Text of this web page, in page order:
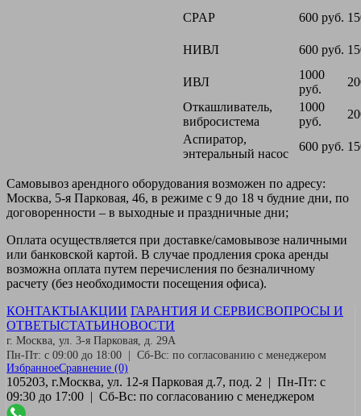
CPAP 600 руб.
НИВЛ 600 руб.
ИВЛ
1000
руб.
Откашливатель,
вибросистема
1000
руб.
Аспиратор,
энтеральный насос
600 руб.
Самовывоз арендного оборудования возможен по адресу:
Москва, 5-я Парковая, 46, в режиме с 9 до 18 ч будние дни, по
договоренности – в выходные и праздничные дни;
Оплата осуществляется при доставке/самовывозе наличными
или банковской картой. В случае продления срока аренды
возможна оплата путем перечисления по безналичному
расчету (без необходимости посещения офиса).
КОНТАКТЫАКЦИИ ГАРАНТИЯ И СЕРВИСВОПРОСЫ И
ОТВЕТЫСТАТЬИНОВОСТИ
г. Москва, ул. 3-я Парковая, д. 29А
Пн-Пт: с 09:00 до 18:00 | Сб-Вс: по согласованию с менеджером
ИзбранноеСравнение (0)
105203, г.Москва, ул. 12-я Парковая д.7, под. 2 | Пн-Пт: с
09:30 до 17:00 | Сб-Вс: по согласованию с менеджером